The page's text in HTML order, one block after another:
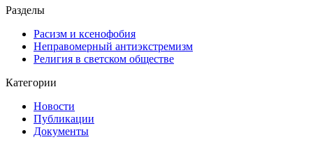
Разделы
Расизм и ксенофобия
Неправомерный антиэкстремизм
Религия в светском обществе
Категории
Новости
Публикации
Документы